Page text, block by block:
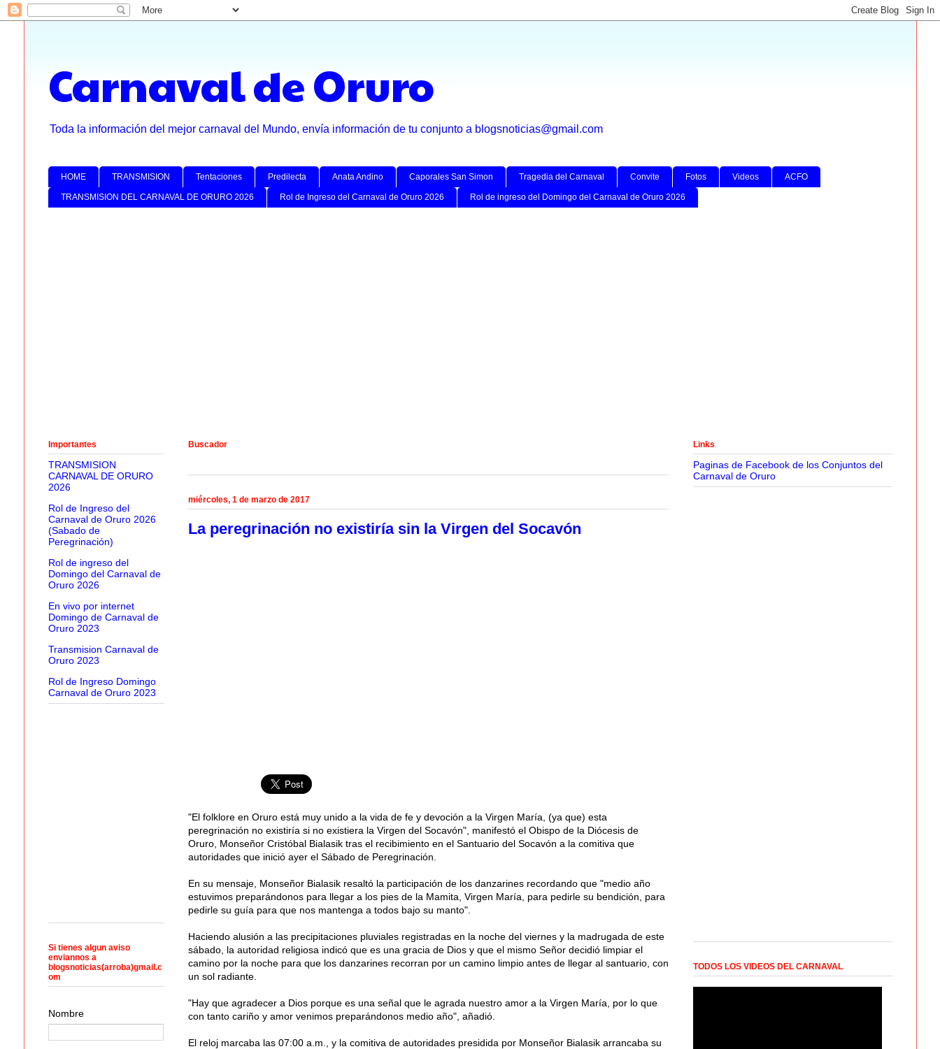
Carnaval de Oruro
Toda la información del mejor carnaval del Mundo, envía información de tu conjunto a blogsnoticias@gmail.com
HOME TRANSMISION Tentaciones Predilecta Anata Andino Caporales San Simon Tragedia del Carnaval Convite Fotos Videos ACFO
TRANSMISION DEL CARNAVAL DE ORURO 2026 Rol de Ingreso del Carnaval de Oruro 2026 Rol de ingreso del Domingo del Carnaval de Oruro 2026
Buscador
miércoles, 1 de marzo de 2017
La peregrinación no existiría sin la Virgen del Socavón
"El folklore en Oruro está muy unido a la vida de fe y devoción a la Virgen María, (ya que) esta
peregrinación no existiría si no existiera la Virgen del Socavón", manifestó el Obispo de la Diócesis de
Oruro, Monseñor Cristóbal Bialasik tras el recibimiento en el Santuario del Socavón a la comitiva que
autoridades que inició ayer el Sábado de Peregrinación.
En su mensaje, Monseñor Bialasik resaltó la participación de los danzarines recordando que "medio año
estuvimos preparándonos para llegar a los pies de la Mamita, Virgen María, para pedirle su bendición, para
pedirle su guía para que nos mantenga a todos bajo su manto".
Haciendo alusión a las precipitaciones pluviales registradas en la noche del viernes y la madrugada de este
sábado, la autoridad religiosa indicó que es una gracia de Dios y que el mismo Señor decidió limpiar el
camino por la noche para que los danzarines recorran por un camino limpio antes de llegar al santuario, con
un sol radiante.
"Hay que agradecer a Dios porque es una señal que le agrada nuestro amor a la Virgen María, por lo que
con tanto cariño y amor venimos preparándonos medio año", añadió.
El reloj marcaba las 07:00 a.m., y la comitiva de autoridades presidida por Monseñor Bialasik arrancaba su
Importantes
TRANSMISION
CARNAVAL DE ORURO
2026
Rol de Ingreso del
Carnaval de Oruro 2026
(Sabado de
Peregrinación)
Rol de ingreso del
Domingo del Carnaval de
Oruro 2026
En vivo por internet
Domingo de Carnaval de
Oruro 2023
Transmision Carnaval de
Oruro 2023
Rol de Ingreso Domingo
Carnaval de Oruro 2023
Si tienes algun aviso
enviannos a
blogsnoticias(arroba)gmail.c
om
Nombre
Links
Paginas de Facebook de los Conjuntos del
Carnaval de Oruro
TODOS LOS VIDEOS DEL CARNAVAL